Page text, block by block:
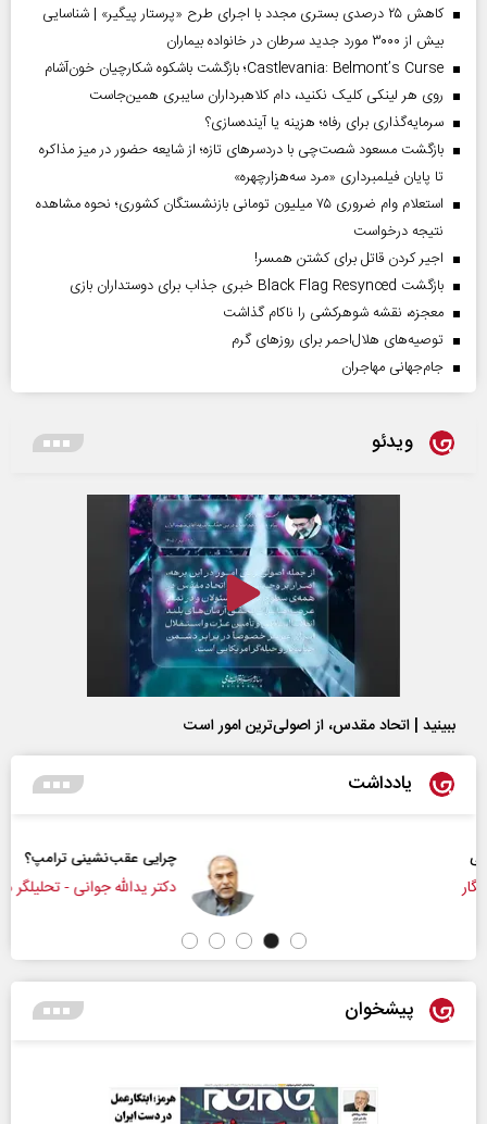
کاهش ۲۵ درصدی بستری مجدد با اجرای طرح «پرستار پیگیر» | شناسایی
بیش از ۳۰۰۰ مورد جدید سرطان در خانواده بیماران
Castlevania: Belmont’s Curse؛ بازگشت باشکوه شکارچیان خون‌آشام
روی هر لینکی کلیک نکنید، دام کلاهبرداران سایبری همین‌جاست
سرمایه‌گذاری برای رفاه؛ هزینه یا آینده‌سازی؟
بازگشت مسعود شصت‌چی با دردسر‌های تازه؛ از شایعه حضور در میز مذاکره
تا پایان فیلمبرداری «مرد سه‌هزارچهره»
استعلام وام ضروری ۷۵ میلیون تومانی بازنشستگان کشوری؛ نحوه مشاهده
نتیجه درخواست
اجیر کردن قاتل برای کشتن همسر!
بازگشت Black Flag Resynced خبری جذاب برای دوستداران بازی
معجزه، نقشه شوهرکشی را ناکام گذاشت
توصیه‌های هلال‌احمر برای روز‌های گرم
جام‌جهانی مهاجران
ویدئو
ببینید | اتحاد مقدس، از اصولی‌ترین امور است
یادداشت
چرایی عقب‌نشینی ترامپ؟
دکتر یدالله جوانی - تحلیلگر مسائل سیاسی
پیشخوان